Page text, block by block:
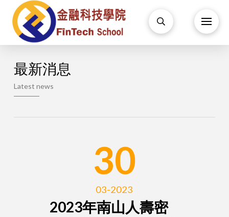
最新消息
Latest news
30
03-2023
2023年南山人壽密